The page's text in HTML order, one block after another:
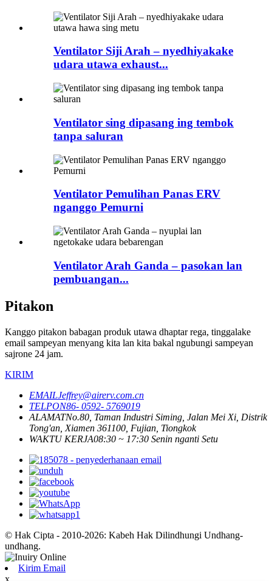
Ventilator Siji Arah – nyedhiyakake
udara utawa exhaust...
Ventilator sing dipasang ing tembok
tanpa saluran
Ventilator Pemulihan Panas ERV
nganggo Pemurni
Ventilator Arah Ganda – pasokan lan
pembuangan...
Pitakon
Kanggo pitakon babagan produk utawa dhaptar rega, tinggalake
email sampeyan menyang kita lan kita bakal ngubungi sampeyan
sajrone 24 jam.
KIRIM
EMAILJeffrey@airerv.com.cn
TELPON86- 0592- 5769019
ALAMATNo.80, Taman Industri Siming, Jalan Mei Xi, Distrik
Tong'an, Xiamen 361100, Fujian, Tiongkok
WAKTU KERJA08:30 ~ 17:30 Senin nganti Setu
© Hak Cipta - 2010-2026: Kabeh Hak Dilindhungi Undhang-
undhang.
Kirim Email
x